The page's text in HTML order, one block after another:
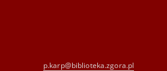
p.karp@biblioteka.zgora.pl